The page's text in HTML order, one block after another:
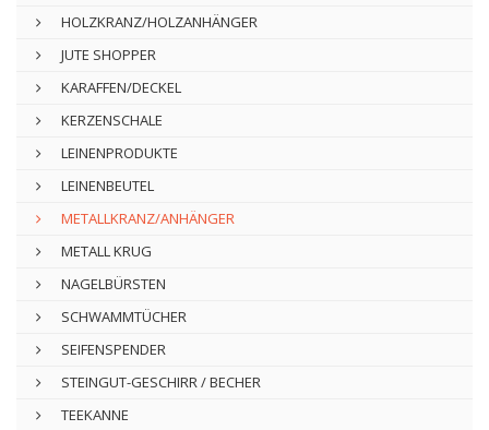
HOLZKRANZ/HOLZANHÄNGER
JUTE SHOPPER
KARAFFEN/DECKEL
KERZENSCHALE
LEINENPRODUKTE
LEINENBEUTEL
METALLKRANZ/ANHÄNGER
METALL KRUG
NAGELBÜRSTEN
SCHWAMMTÜCHER
SEIFENSPENDER
STEINGUT-GESCHIRR / BECHER
TEEKANNE